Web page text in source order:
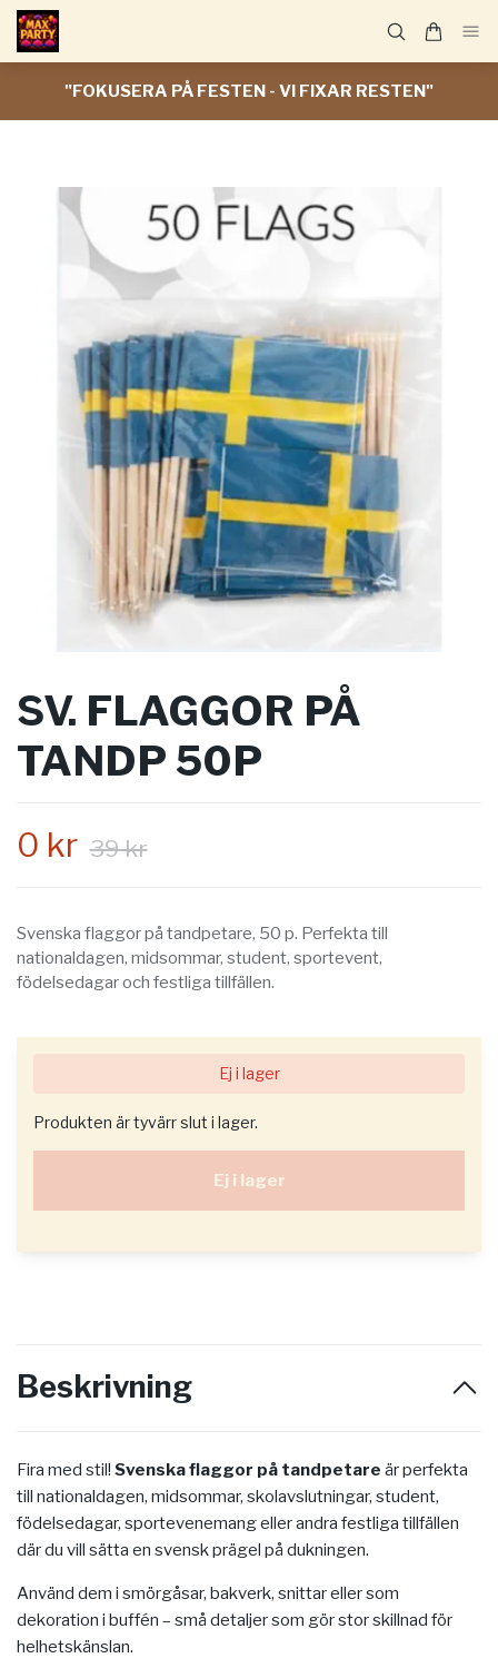
"FOKUSERA PÅ FESTEN - VI FIXAR RESTEN"
SV. FLAGGOR PÅ
TANDP 50P
0 kr 39 kr
Svenska flaggor på tandpetare, 50 p. Perfekta till
nationaldagen, midsommar, student, sportevent,
födelsedagar och festliga tillfällen.
Ej i lager
Produkten är tyvärr slut i lager.
Ej i lager
Beskrivning
Fira med stil! Svenska flaggor på tandpetare är perfekta
till nationaldagen, midsommar, skolavslutningar, student,
födelsedagar, sportevenemang eller andra festliga tillfällen
där du vill sätta en svensk prägel på dukningen.
Använd dem i smörgåsar, bakverk, snittar eller som
dekoration i buffén – små detaljer som gör stor skillnad för
helhetskänslan.